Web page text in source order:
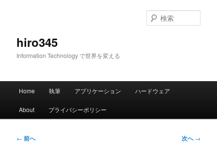
hiro345
Information Technology で世界を変える
索
メ
Home 執筆 アプリケーション ハードウェア
About プライバシーポリシー
投
← 前へ 次へ→